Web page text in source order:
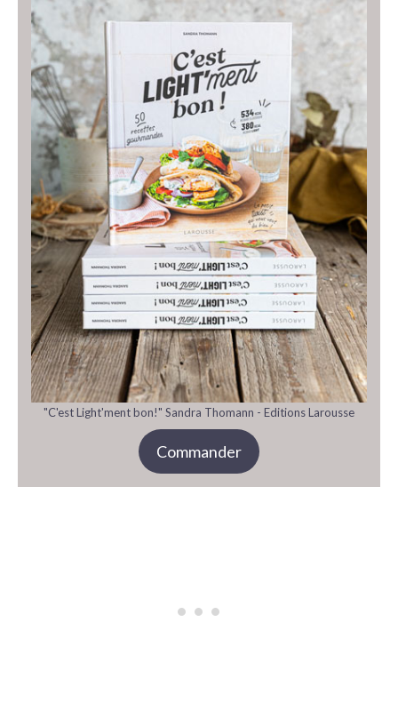
"C'est Light'ment bon!" Sandra Thomann - Editions Larousse
Commander